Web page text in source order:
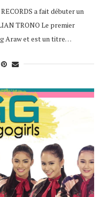
a fait débuter un
TRONO Le premier
Araw et est un titre…